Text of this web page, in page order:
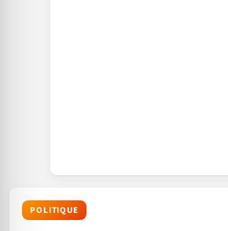
POLITIQUE